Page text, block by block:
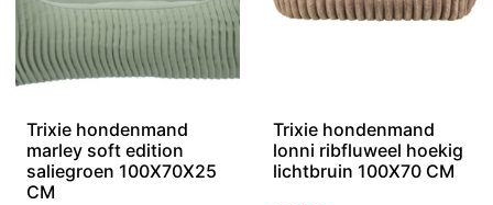
Trixie hondenmand
marley soft edition
saliegroen 100X70X25
CM
Trixie hondenmand
lonni ribfluweel hoekig
lichtbruin 100X70 CM